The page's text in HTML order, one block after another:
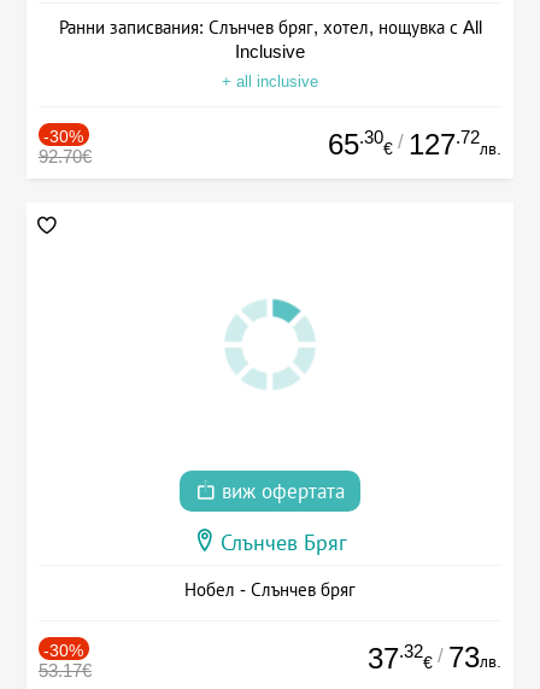
Ранни записвания: Слънчев бряг, хотел, нощувка с All
Inclusive
+ all inclusive
-30%
92.70€ 65.30
€ / 127.72
лв.
виж офертата
Слънчев Бряг
Нобел - Слънчев бряг
-30%
53.17€ 37.32
€ / 73лв.